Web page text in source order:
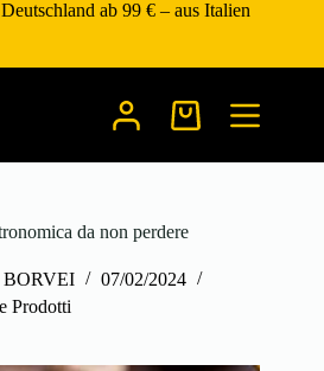
ab 99 € – aus Italien
Warenkorb
da non perdere
07/02/2024
Prodotti